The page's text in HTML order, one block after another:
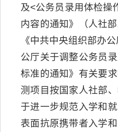
及<公务员录用体检操
内容的通知》（人社
《中共中央组织部办
公厅关于调整公务员
标准的通知》有关要
测项目按国家人社部
于进一步规范入学和
表面抗原携带者入学